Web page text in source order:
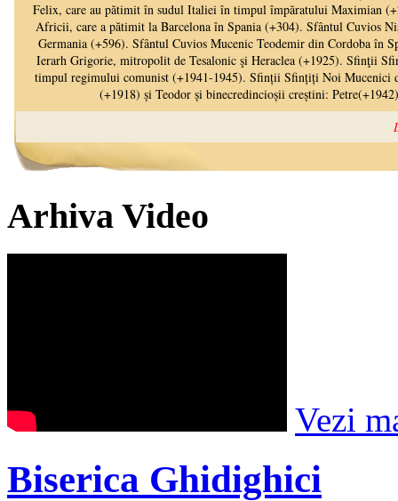
Arhiva Video
Vezi
Biserica Ghidighici